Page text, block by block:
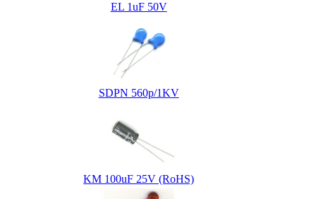
EL 1uF 50V
SDPN 560p/1KV
KM 100uF 25V (RoHS)